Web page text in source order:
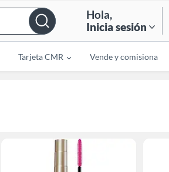
Hola,
Inicia sesión
Tarjeta CMR Vende y comisiona